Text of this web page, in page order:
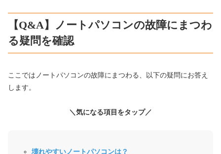
【Q&A】ノートパソコンの故障にまつわ
る疑問を確認
ここではノートパソコンの故障にまつわる、以下の疑問にお答え
します。
＼気になる項目をタップ／
壊れやすいノートパソコンは？